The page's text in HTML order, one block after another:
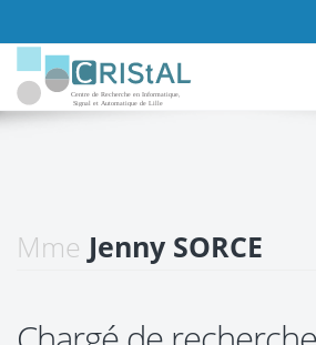
Mme Jenny SORCE